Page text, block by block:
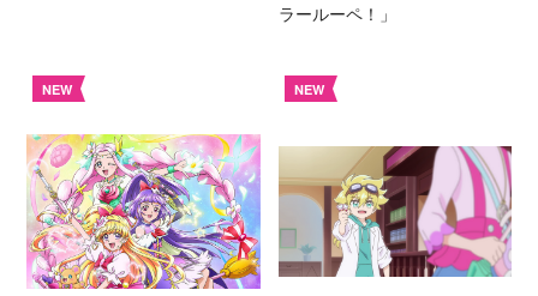
ラールーペ！」
NEW NEW